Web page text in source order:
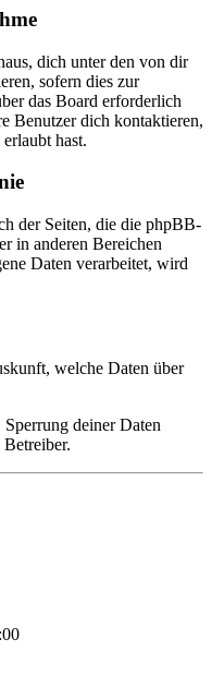
dich unter den von dir
sofern dies zur
das Board erforderlich
Benutzer dich kontaktieren,
hast.
der Seiten, die die phpBB-
in anderen Bereichen
Daten verarbeitet, wird
welche Daten über
deiner Daten